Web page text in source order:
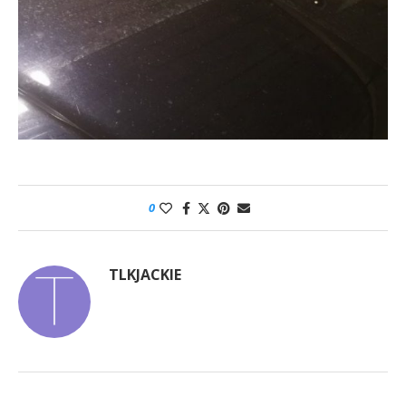
0
TLKJACKIE